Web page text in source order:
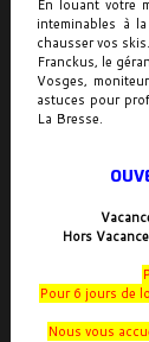
En louant votre
inteminables à
chausser vos
Franckus, le
Vosges,
astuces pour
La Bresse.
Hors
Pour 6 jours de
Nous vous